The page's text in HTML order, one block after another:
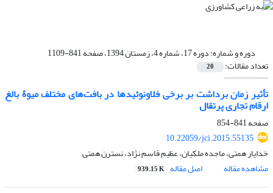
دوره و شماره:دوره 17، شماره 4، زمستان 1394، صفحه 841-1109
تعداد مقالات: 20
تأثیر زمان برداشت بر برخی فلاونوئیدها در بافت‌های مختلف میوۀ بالغ
ارقام تجاری پرتقال
صفحه841-854
10.22059/jci.2015.55135
خدایار همتی، ماجده ملکیان، عظیم قاسم نژاد، نسترن همتی
مشاهده مقاله
اصل مقاله 939.15 K